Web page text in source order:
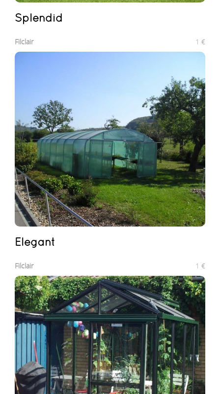
splendid
Filclair 1 €
Elegant
Filclair 1 €